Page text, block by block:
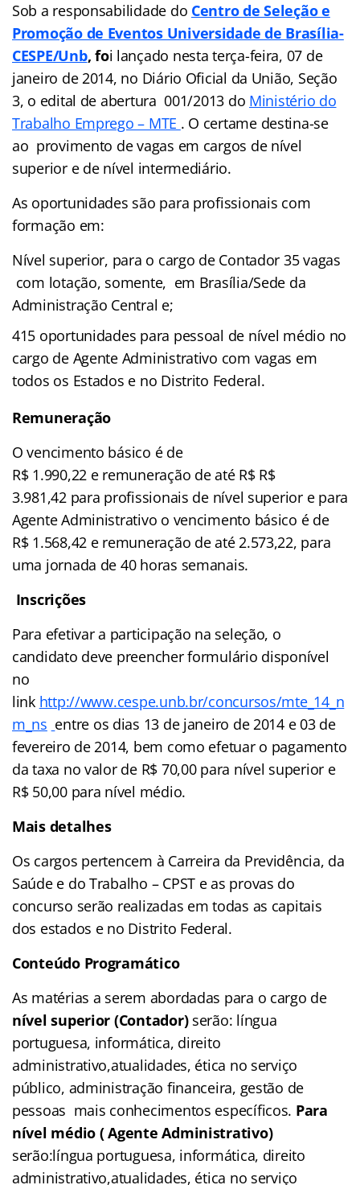
Sob a responsabilidade do Centro de Seleção e
Promoção de Eventos Universidade de Brasília-
CESPE/Unb, foi lançado nesta terça-feira, 07 de
janeiro de 2014, no Diário Oficial da União, Seção
3, o edital de abertura 001/2013 do Ministério do
Trabalho Emprego – MTE . O certame destina-se
ao provimento de vagas em cargos de nível
superior e de nível intermediário.
As oportunidades são para profissionais com
formação em:
Nível superior, para o cargo de Contador 35 vagas
com lotação, somente, em Brasília/Sede da
Administração Central e;
415 oportunidades para pessoal de nível médio no
cargo de Agente Administrativo com vagas em
todos os Estados e no Distrito Federal.
Remuneração
O vencimento básico é de
R$ 1.990,22 e remuneração de até R$ R$
3.981,42 para profissionais de nível superior e para
Agente Administrativo o vencimento básico é de
R$ 1.568,42 e remuneração de até 2.573,22, para
uma jornada de 40 horas semanais.
Inscrições
Para efetivar a participação na seleção, o
candidato deve preencher formulário disponível
no
link http://www.cespe.unb.br/concursos/mte_14_n
m_ns entre os dias 13 de janeiro de 2014 e 03 de
fevereiro de 2014, bem como efetuar o pagamento
da taxa no valor de R$ 70,00 para nível superior e
R$ 50,00 para nível médio.
Mais detalhes
Os cargos pertencem à Carreira da Previdência, da
Saúde e do Trabalho – CPST e as provas do
concurso serão realizadas em todas as capitais
dos estados e no Distrito Federal.
Conteúdo Programático
As matérias a serem abordadas para o cargo de
nível superior (Contador)serão: língua
portuguesa, informática, direito
administrativo,atualidades, ética no serviço
público, administração financeira, gestão de
pessoas mais conhecimentos específicos. Para
nível médio ( Agente Administrativo)
serão:língua portuguesa, informática, direito
administrativo,atualidades, ética no serviço